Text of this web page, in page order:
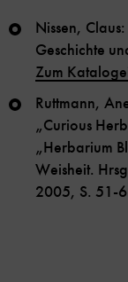
Nissen,
Geschichte
Zum
Ruttmann,
„Curious
„Herbarium
Weisheit.
2005, S. 51-